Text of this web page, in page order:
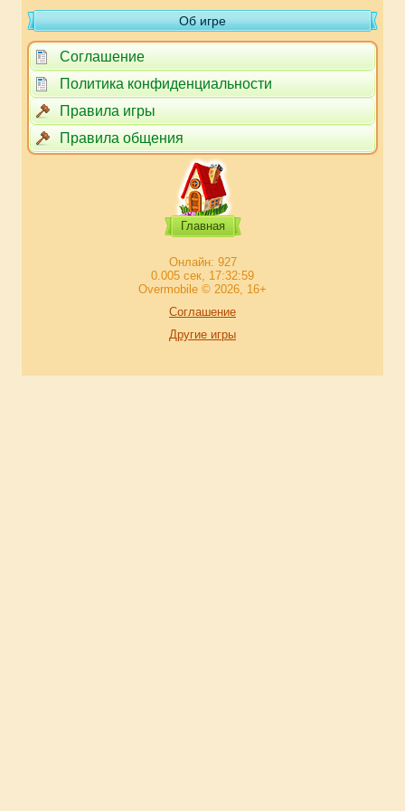
Об игре
Соглашение
Политика конфиденциальности
Правила игры
Правила общения
Главная
Онлайн: 927
0.005 сек, 17:32:59
Overmobile © 2026, 16+
Соглашение
Другие игры